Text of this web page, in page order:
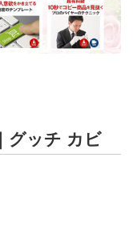
グッチ カビ